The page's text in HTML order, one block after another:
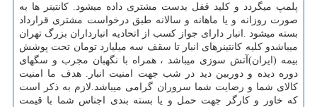
پلمپ میگردد و کلید قفل بدست مشتری داده میشود. کانتینر ها به
صورت روزانه و یا ماهانه و سالانه طبق درخواست مشتری قرارداد
بسته میشود .انبار دارای جواز کسب از اتحادیه انبارداران بزرگ تهران
میباشدو کلیه کانتینرهای انبار تا سقف سه میلیارد تومان تحت پوشش
بیمه (ایران)آتش سوزی میباشد ، همراه با نگهبان مجرب و سگهای
دوره دیده و دوربین دید در شب جهت امنیت انبار. هدف ما امنیت
کالای شما و رضایت شما سروران گرامی میباشد.لازم به ذکر است
که خاور و کارگر جهت حمل و یا بسته بندی اجناس شما با قیمت